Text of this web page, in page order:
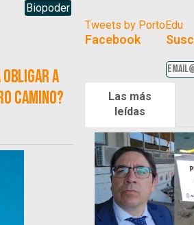
Biopoder
obligar a
camino?
Tweets by PortoEdu
Facebook
Las más
leídas